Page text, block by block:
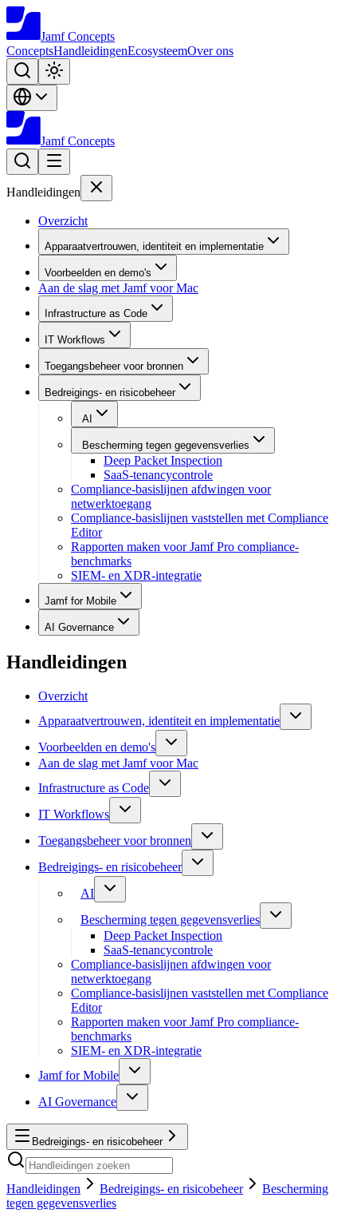
Jamf Concepts
ConceptsHandleidingenEcosysteemOver ons
Jamf Concepts
Handleidingen
Overzicht
Apparaatvertrouwen, identiteit en implementatie
Voorbeelden en demo's
Aan de slag met Jamf voor Mac
Infrastructure as Code
IT Workflows
Toegangsbeheer voor bronnen
Bedreigings- en risicobeheer
AI
Bescherming tegen gegevensverlies
Deep Packet Inspection
SaaS-tenancycontrole
Compliance-basislijnen afdwingen voor
netwerktoegang
Compliance-basislijnen vaststellen met Compliance
Editor
Rapporten maken voor Jamf Pro compliance-
benchmarks
SIEM- en XDR-integratie
Jamf for Mobile
AI Governance
Handleidingen
Overzicht
Apparaatvertrouwen, identiteit en implementatie
Voorbeelden en demo's
Aan de slag met Jamf voor Mac
Infrastructure as Code
IT Workflows
Toegangsbeheer voor bronnen
Bedreigings- en risicobeheer
AI
Bescherming tegen gegevensverlies
Deep Packet Inspection
SaaS-tenancycontrole
Compliance-basislijnen afdwingen voor
netwerktoegang
Compliance-basislijnen vaststellen met Compliance
Editor
Rapporten maken voor Jamf Pro compliance-
benchmarks
SIEM- en XDR-integratie
Jamf for Mobile
AI Governance
Bedreigings- en risicobeheer
Handleidingen Bedreigings- en risicobeheer
Bescherming
tegen gegevensverlies